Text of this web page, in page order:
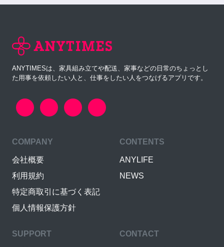
ANYTIMESは、家具組み立てや配送、家事などの日常のちょっとし
た用事を依頼したい人と、仕事をしたい人をつなげるアプリです。
COMPANY
会社概要
利用規約
特定商取引に基づく表記
個人情報保護方針
CONTENTS
ANYLIFE
NEWS
SUPPORT CONTACT